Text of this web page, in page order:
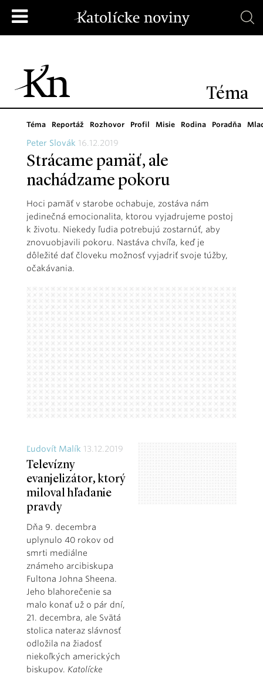
Téma
Téma Reportáž Rozhovor Profil Misie Rodina Poradňa
Peter Slovák 16.12.2019
Strácame pamäť, ale
nachádzame pokoru
Hoci pamäť v starobe ochabuje, zostáva nám
jedinečná emocionalita, ktorou vyjadrujeme postoj
k životu. Niekedy ľudia potrebujú zostarnúť, aby
znovuobjavili pokoru. Nastáva chvíľa, keď je
dôležité dať človeku možnosť vyjadriť svoje túžby,
očakávania.
Ľudovít Malík 13.12.2019
Televízny
evanjelizátor, ktorý
miloval hľadanie
pravdy
Dňa 9. decembra
uplynulo 40 rokov od
smrti mediálne
známeho arcibiskupa
Fultona Johna Sheena.
Jeho blahorečenie sa
malo konať už o pár dní,
21. decembra, ale Svätá
stolica nateraz slávnosť
odložila na žiadosť
niekoľkých amerických
biskupov. Katolícke